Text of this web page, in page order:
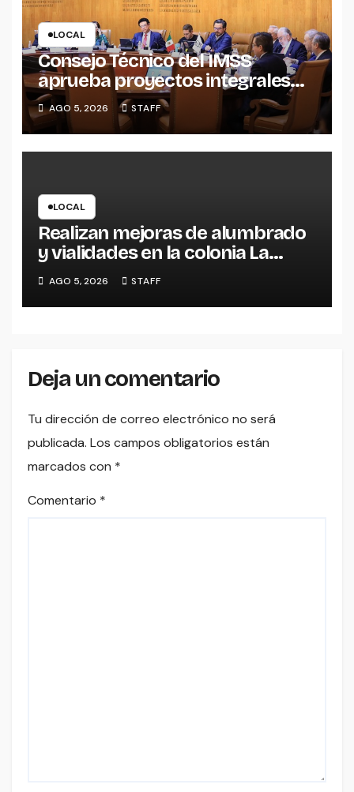
LOCAL
Consejo Técnico del IMSS
aprueba proyectos integrales
para construcción de tres UMF
en Michoacán y Estado de
México
AGO 5, 2026 STAFF
LOCAL
Realizan mejoras de alumbrado
y vialidades en la colonia La
Escondida
AGO 5, 2026 STAFF
Deja un comentario
Tu dirección de correo electrónico no será
publicada. Los campos obligatorios están
marcados con *
Comentario *